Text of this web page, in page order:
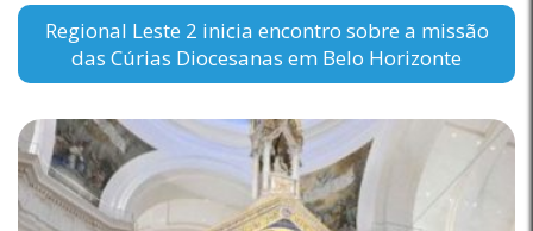
Regional Leste 2 inicia encontro sobre a missão
das Cúrias Diocesanas em Belo Horizonte